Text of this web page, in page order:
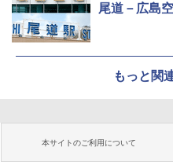
尾道－広島
もっと関
本サイトのご利用について